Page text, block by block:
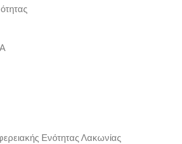
Ενότητας Λακωνίας